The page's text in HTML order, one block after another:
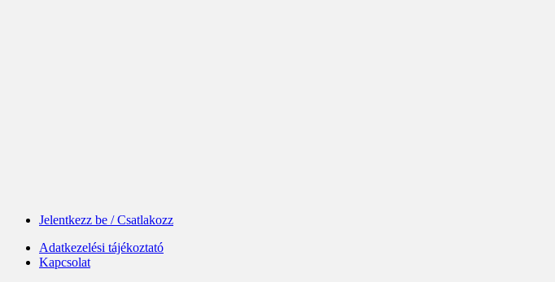
Jelentkezz be / Csatlakozz
Adatkezelési tájékoztató
Kapcsolat